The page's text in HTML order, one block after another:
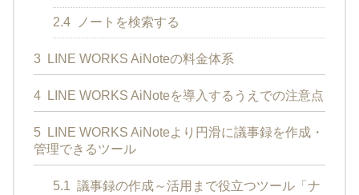
2.4 ノートを検索する
3 LINE WORKS AiNoteの料金体系
4 LINE WORKS AiNoteを導入するうえでの注意点
5
LINE WORKS AiNoteより円滑に議事録を作成・
管理できるツール
5.1 議事録の作成～活用まで役立つツール「ナ